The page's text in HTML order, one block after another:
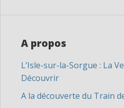
A propos
L’Isle-sur-la-Sorgue : La
Découvrir
A la découverte du Train